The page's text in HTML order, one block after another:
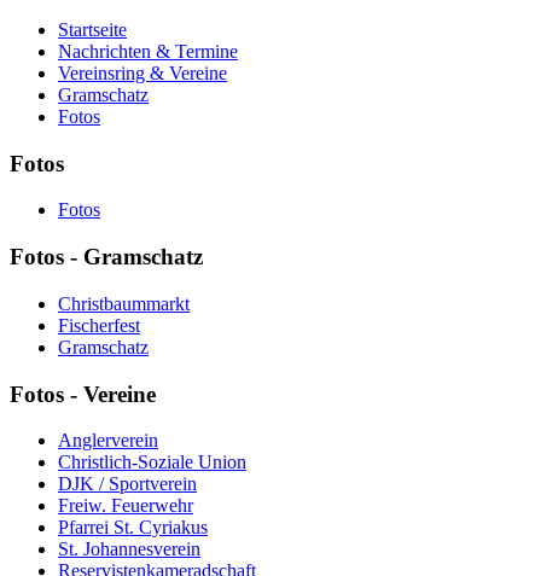
Startseite
Nachrichten & Termine
Vereinsring & Vereine
Gramschatz
Fotos
Fotos
Fotos
Fotos - Gramschatz
Christbaummarkt
Fischerfest
Gramschatz
Fotos - Vereine
Anglerverein
Christlich-Soziale Union
DJK / Sportverein
Freiw. Feuerwehr
Pfarrei St. Cyriakus
St. Johannesverein
Reservistenkameradschaft